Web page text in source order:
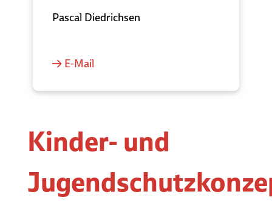
Pascal Diedrichsen
E-Mail
Kinder- und